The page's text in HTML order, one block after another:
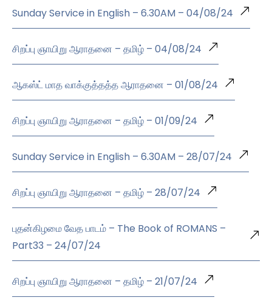
Sunday Service in English – 6.30AM – 04/08/24
சிறப்பு ஞாயிறு ஆராதனை – தமிழ் – 04/08/24
ஆகஸ்ட் மாத வாக்குத்தத்த ஆராதனை – 01/08/24
சிறப்பு ஞாயிறு ஆராதனை – தமிழ் – 01/09/24
Sunday Service in English – 6.30AM – 28/07/24
சிறப்பு ஞாயிறு ஆராதனை – தமிழ் – 28/07/24
புதன்கிழமை வேத பாடம் – The Book of ROMANS –
Part33 – 24/07/24
சிறப்பு ஞாயிறு ஆராதனை – தமிழ் – 21/07/24